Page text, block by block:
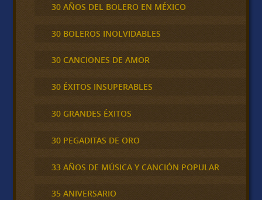
30 AÑOS DEL BOLERO EN MÉXICO
30 BOLEROS INOLVIDABLES
30 CANCIONES DE AMOR
30 ÉXITOS INSUPERABLES
30 GRANDES ÉXITOS
30 PEGADITAS DE ORO
33 AÑOS DE MÚSICA Y CANCIÓN POPULAR
35 ANIVERSARIO